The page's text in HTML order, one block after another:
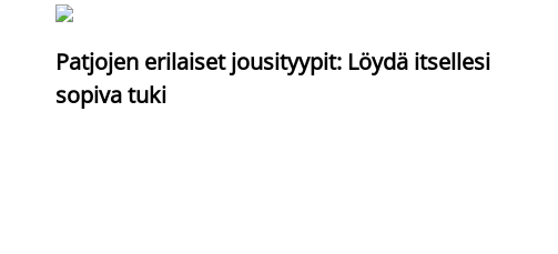
Patjojen erilaiset jousityypit: Löydä itsellesi
sopiva tuki